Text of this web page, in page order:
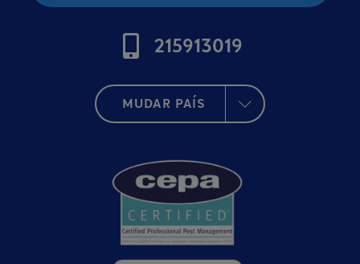
215913019
MUDAR PAÍS